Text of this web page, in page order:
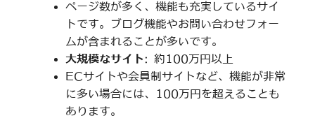
ページ数が多く、機能も充実しているサイ
トです。ブログ機能やお問い合わせフォー
ムが含まれることが多いです。
大規模なサイト: 約100万円以上
ECサイトや会員制サイトなど、機能が非常
に多い場合には、100万円を超えることも
あります。